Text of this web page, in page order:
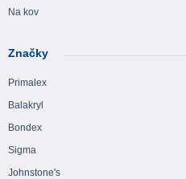
Na kov
Značky
Primalex
Balakryl
Bondex
Sigma
Johnstone's